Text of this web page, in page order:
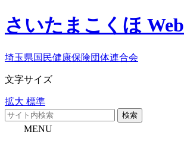
さいたまこくほ Web
埼玉県国民健康保険団体連合会
文字サイズ
拡大 標準
検索
MENU